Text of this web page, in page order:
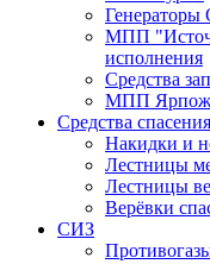
МПП
исполнения
Средства
МПП
Средства спасения
Накидки и
Лестницы
Лестницы
Верёвки
СИЗ